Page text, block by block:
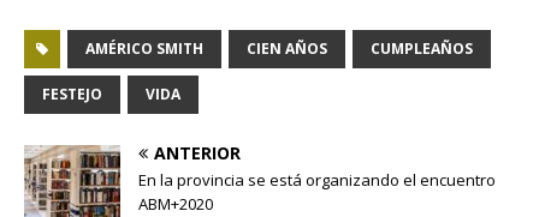
AMÉRICO SMITH CIEN AÑOS CUMPLEAÑOS
FESTEJO VIDA
ANTERIOR
En la provincia se está organizando el encuentro
ABM+2020